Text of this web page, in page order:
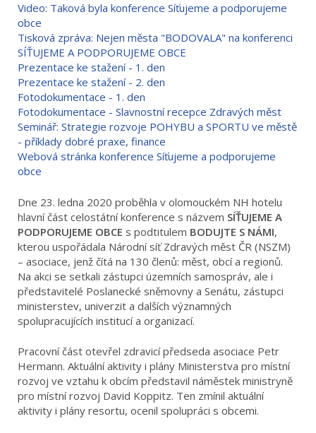
Video: Taková byla konference Síťujeme a podporujeme
obce
Tisková zpráva: Nejen města "BODOVALA" na konferenci
SÍŤUJEME A PODPORUJEME OBCE
Prezentace ke stažení - 1. den
Prezentace ke stažení - 2. den
Fotodokumentace - 1. den
Fotodokumentace - Slavnostní recepce Zdravých měst
Seminář: Strategie rozvoje POHYBU a SPORTU ve městě
- příklady dobré praxe, finance
Webová stránka konference Síťujeme a podporujeme
obce
Dne 23. ledna 2020 proběhla v olomouckém NH hotelu
hlavní část celostátní konference s názvem SÍŤUJEME A
PODPORUJEME OBCE s podtitulem BODUJTE S NÁMI,
kterou uspořádala Národní síť Zdravých měst ČR (NSZM)
– asociace, jenž čítá na 130 členů: měst, obcí a regionů.
Na akci se setkali zástupci územních samospráv, ale i
představitelé Poslanecké sněmovny a Senátu, zástupci
ministerstev, univerzit a dalších významných
spolupracujících institucí a organizací.
Pracovní část otevřel zdravicí předseda asociace Petr
Hermann. Aktuální aktivity i plány Ministerstva pro místní
rozvoj ve vztahu k obcím představil náměstek ministryně
pro místní rozvoj David Koppitz. Ten zmínil aktuální
aktivity i plány resortu, ocenil spolupráci s obcemi.